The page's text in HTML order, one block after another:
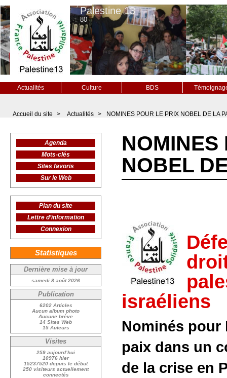
Palestine 13
80
Actualités Culture BDS
Accueil du site > Actualités > NOMINES POUR LE PRIX NOBEL DE LA
NOMINES
NOBEL
israéliens
Nominés pour
paix dans un
de la crise en
Agenda
Mots-clés
Sites favoris
Sur le Web
Plan du site
Lettre d’information
Connexion
Statistiques
Dernière mise à jour
samedi 8 août 2026
Publication
6202 Articles
Aucun album photo
Aucune brève
14 Sites Web
15 Auteurs
Visites
259 aujourd’hui
10976 hier
15237520 depuis le début
250 visiteurs actuellement
connectés